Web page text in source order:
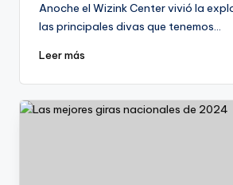
Anoche el Wizink Center vivió la
las principales divas que tenemos…
Leer más